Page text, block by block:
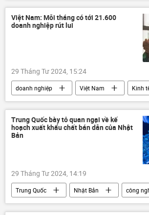
phương Tây
Chính trị quan hệ
Việt Nam: Mỗi tháng có tới 21.600
doanh nghiệp rút lui
29 Tháng Tư 2024, 15:24
doanh nghiệp Việt Nam
Kinh
Kinh doanh
kinh tế thị trường
Trung Quốc bày tỏ quan ngại về kế
hoạch xuất khẩu chất bán dẫn của Nhật
Bản
29 Tháng Tư 2024, 14:19
Trung Quốc Nhật Bản
công
Công nghiệp
xuất khẩu
Thế